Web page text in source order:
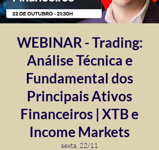
WEBINAR - Trading:
Análise Técnica e
Fundamental dos
Principais Ativos
Financeiros | XTB e
Income Markets
sexta, 22/11